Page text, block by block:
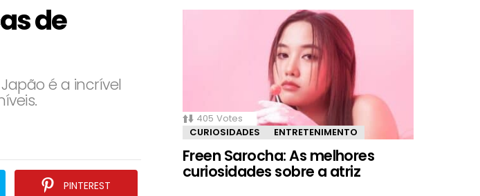
de
é a incrível
PINTEREST
405 Votes
CURIOSIDADES
ENTRETENIMENTO
Freen Sarocha: As melhores
curiosidades sobre a atriz